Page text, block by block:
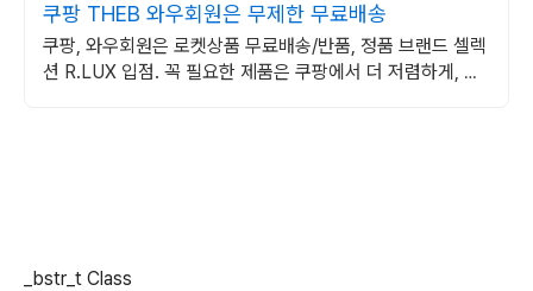
쿠팡 THEB 와우회원은 무제한 무료배송
쿠팡, 와우회원은 로켓상품 무료배송/반품, 정품 브랜드 셀렉
션 R.LUX 입점. 꼭 필요한 제품은 쿠팡에서 더 저렴하게, 로
_bstr_t Class